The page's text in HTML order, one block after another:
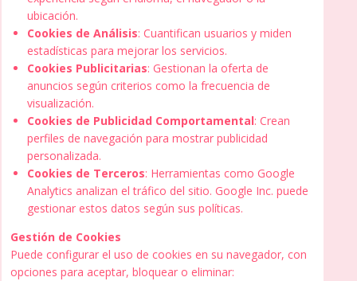
ubicación.
Cookies de Análisis: Cuantifican usuarios y miden
estadísticas para mejorar los servicios.
Cookies Publicitarias: Gestionan la oferta de
anuncios según criterios como la frecuencia de
visualización.
Cookies de Publicidad Comportamental: Crean
perfiles de navegación para mostrar publicidad
personalizada.
Cookies de Terceros: Herramientas como Google
Analytics analizan el tráfico del sitio. Google Inc. puede
gestionar estos datos según sus políticas.
Gestión de Cookies
Puede configurar el uso de cookies en su navegador, con
opciones para aceptar, bloquear o eliminar: